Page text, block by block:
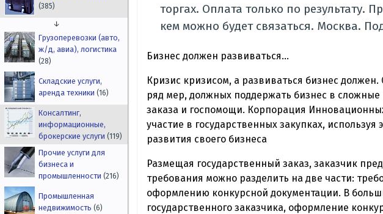
(385)
↓
Грузоперевозки (авто,
ж/д, авиа), логистика
(28)
Складские услуги,
аренда техники(16)
Консалтинг,
информационные,
брокерские услуги(119)
Прочие услуги для
бизнеса и
промышленности(216)
Промышленная
недвижимость(6)
торгах. Оплата только по результату.
кем можно будет связаться. Москва.
Бизнес должен развиваться...
Кризис кризисом, а развиваться бизнес
ряд мер, должных поддержать бизнес в
заказа и госпомощи. Корпорация
участие в государственных закупках,
развития своего бизнеса
Размещая государственный заказ, заказчик
требования можно разделить на две части:
оформлению конкурсной документации. В
государственного заказчика, оформление